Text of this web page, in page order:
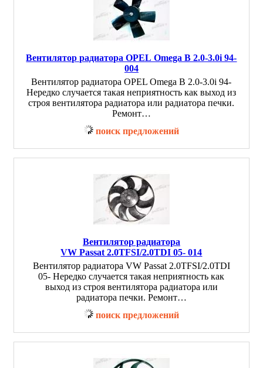
Вентилятор радиатора OPEL Omega B 2.0-3.0i 94-
004
Вентилятор радиатора OPEL Omega B 2.0-3.0i 94-
Нередко случается такая неприятность как выход из
строя вентилятора радиатора или радиатора печки.
Ремонт…
поиск предложений
Вентилятор радиатора
VW Passat 2.0TFSI/2.0TDI 05- 014
Вентилятор радиатора VW Passat 2.0TFSI/2.0TDI
05- Нередко случается такая неприятность как
выход из строя вентилятора радиатора или
радиатора печки. Ремонт…
поиск предложений